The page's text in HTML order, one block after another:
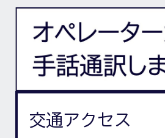
交通アクセス